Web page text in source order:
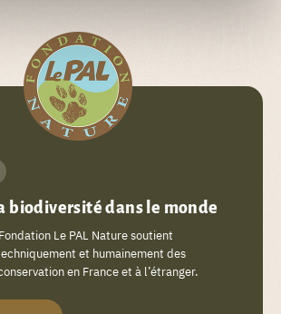
biodiversité dans le monde
Le PAL Nature soutient
et humainement des
en France et à l’étranger.